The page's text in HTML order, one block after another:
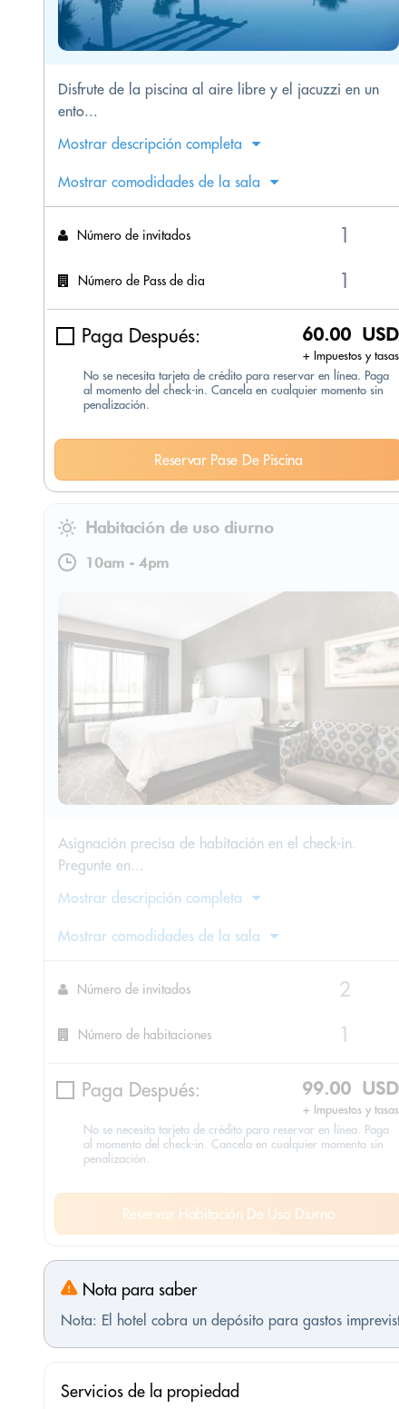
Disfrute de la piscina al aire libre y el jacuzzi en un
ento...
Mostrar descripción completa
Mostrar comodidades de la sala
Número de invitados
Número de Pass de dia
Paga Después: 60.00 USD
+ Impuestos y tasas
No se necesita tarjeta de crédito para reservar en línea. Paga
al momento del check-in. Cancela en cualquier momento sin
penalización.
Reservar Pase De Piscina
Habitación de uso diurno
10am - 4pm
Asignación precisa de habitación en el check-in.
Pregunte en...
Mostrar descripción completa
Mostrar comodidades de la sala
Número de invitados
Número de habitaciones
Paga Después: 99.00 USD
+ Impuestos y tasas
No se necesita tarjeta de crédito para reservar en línea. Paga
al momento del check-in. Cancela en cualquier momento sin
penalización.
Reservar Habitación De Uso Diurno
Nota para saber
Nota: El hotel cobra un depósito para gastos
Servicios de la propiedad